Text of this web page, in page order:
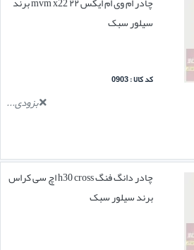
سیلور سبک
کد کالا : 0903
بزودی...
چادر دانگ فنگ h30 cross اچ سی کراس
برند سیلور سبک